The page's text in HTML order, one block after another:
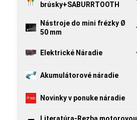
brúsky+SABURRTOOTH
Nástroje do mini frézky Ø
50 mm
Elektrické Náradie
Akumulátorové náradie
Novinky v ponuke náradie